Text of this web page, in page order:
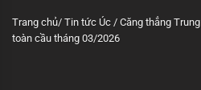
Trang chủ/ Tin tức Úc / Căng thẳng
toàn cầu tháng 03/2026